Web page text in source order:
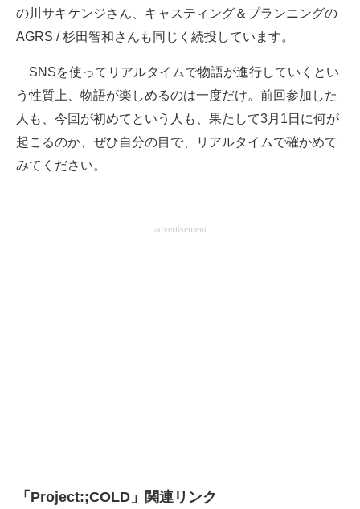
の川サキケンジさん、キャスティング＆プランニングの
AGRS / 杉田智和さんも同じく続投しています。
SNSを使ってリアルタイムで物語が進行していくとい
う性質上、物語が楽しめるのは一度だけ。前回参加した
人も、今回が初めてという人も、果たして3月1日に何が
起こるのか、ぜひ自分の目で、リアルタイムで確かめて
みてください。
advertisement
「Project:;COLD」関連リンク